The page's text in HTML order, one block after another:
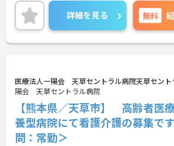
詳細を見る 無料
医療法人一陽会 天草セントラル病院天草セント
陽会 天草セントラル病院
【熊本県／天草市】 高齢者医
養型病院にて看護介護の募集で
問：常勤＞